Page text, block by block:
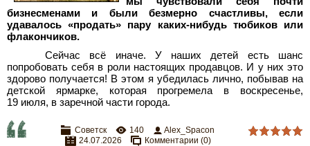
бизнесменами и были безмерно счастливы, если
удавалось «продать» пару каких-нибудь тюбиков или
флакончиков.
Сейчас всё иначе. У наших детей есть шанс
попробовать себя в роли настоящих продавцов. И у них это
здорово получается! В этом я убедилась лично, побывав на
детской ярмарке, которая прогремела в воскресенье,
19 июля, в заречной части города.
Советск 140
Alex_Spacon
24.07.2026
Комментарии (0)